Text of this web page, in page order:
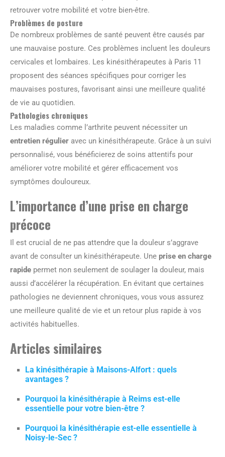
retrouver votre mobilité et votre bien-être.
Problèmes de posture
De nombreux problèmes de santé peuvent être causés par
une mauvaise posture. Ces problèmes incluent les douleurs
cervicales et lombaires. Les kinésithérapeutes à Paris 11
proposent des séances spécifiques pour corriger les
mauvaises postures, favorisant ainsi une meilleure qualité
de vie au quotidien.
Pathologies chroniques
Les maladies comme l’arthrite peuvent nécessiter un
entretien régulier avec un kinésithérapeute. Grâce à un suivi
personnalisé, vous bénéficierez de soins attentifs pour
améliorer votre mobilité et gérer efficacement vos
symptômes douloureux.
L’importance d’une prise en charge
précoce
Il est crucial de ne pas attendre que la douleur s’aggrave
avant de consulter un kinésithérapeute. Une prise en charge
rapide permet non seulement de soulager la douleur, mais
aussi d’accélérer la récupération. En évitant que certaines
pathologies ne deviennent chroniques, vous vous assurez
une meilleure qualité de vie et un retour plus rapide à vos
activités habituelles.
Articles similaires
La kinésithérapie à Maisons-Alfort : quels
avantages ?
Pourquoi la kinésithérapie à Reims est-elle
essentielle pour votre bien-être ?
Pourquoi la kinésithérapie est-elle essentielle à
Noisy-le-Sec ?